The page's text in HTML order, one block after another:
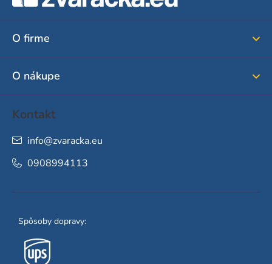
O firme
O nákupe
Kontakt
info@zvaracka.eu
0908994113
Spôsoby dopravy: